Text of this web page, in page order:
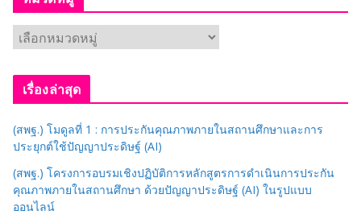
ม
ว
มู่
เรื่องล่าสุด
(สพฐ.) โมดูลที่ 1 : การประกันคุณภาพภายในสถานศึกษาและการ
ประยุกต์ใช้ปัญญาประดิษฐ์ (AI)
(สพฐ.) โครงการอบรมเชิงปฏิบัติการหลักสูตรการดำเนินการประกัน
คุณภาพภายในสถานศึกษา ด้วยปัญญาประดิษฐ์ (AI) ในรูปแบบ
ออนไลน์